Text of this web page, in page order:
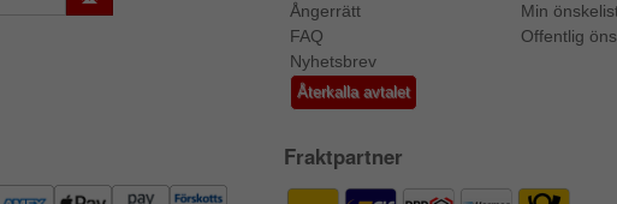
Ångerrätt
FAQ
Nyhetsbrev
Återkalla avtalet
Min
Offentlig
Fraktpartner